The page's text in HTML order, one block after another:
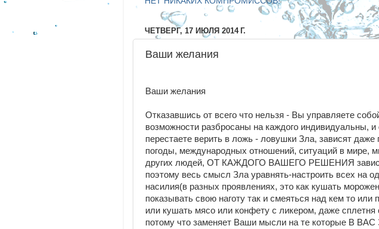
ЧЕТВЕРГ, 17 ИЮЛЯ 2014 Г.
Ваши желания
Ваши желания
Отказавшись от всего что нельзя - Вы управляете
возможности разбросаны на каждого индивидуальны, и
перестаете верить в ложь - ловушки Зла, зависят даже
погоды, международных отношений, ситуаций в мире,
других людей, ОТ КАЖДОГО ВАШЕГО РЕШЕНИЯ
поэтому весь смысл Зла уравнять-настроить всех на
насилия(в разных проявлениях, это как кушать
показывать свою наготу так и смеяться над кем то или
или кушать мясо или конфету с ликером, даже сплетня
потому что заменяет Ваши мысли на те которые В